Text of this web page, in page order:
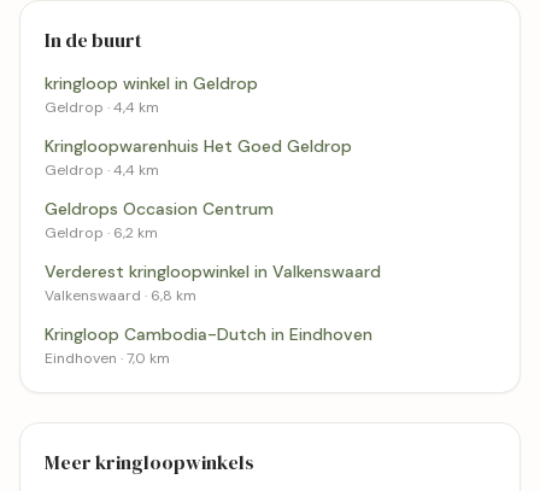
In de buurt
kringloop winkel in Geldrop
Geldrop · 4,4 km
Kringloopwarenhuis Het Goed Geldrop
Geldrop · 4,4 km
Geldrops Occasion Centrum
Geldrop · 6,2 km
Verderest kringloopwinkel in Valkenswaard
Valkenswaard · 6,8 km
Kringloop Cambodia-Dutch in Eindhoven
Eindhoven · 7,0 km
Meer kringloopwinkels